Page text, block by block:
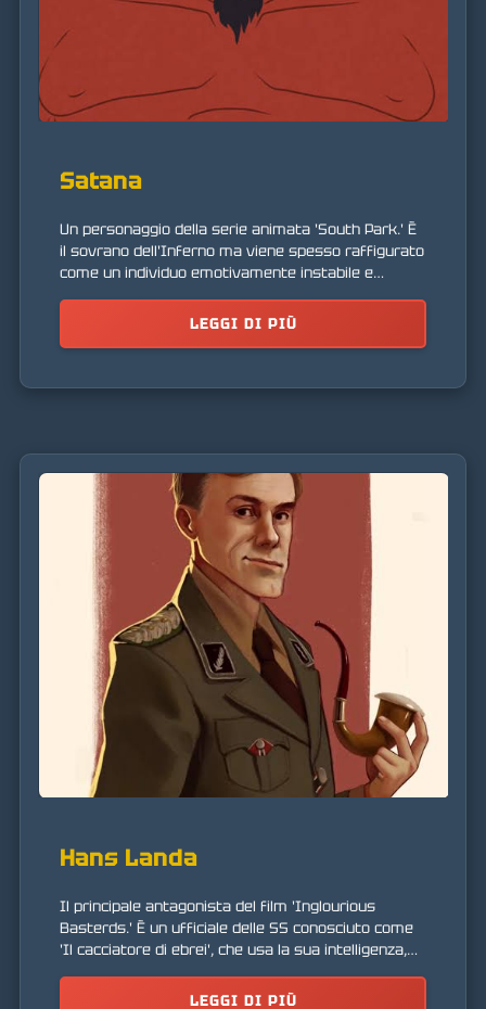
Satana
Un personaggio della serie animata 'South Park.' È
il sovrano dell'Inferno ma viene spesso raffigurato
come un individuo emotivamente instabile e
percezione tradizionale del diavolo.
LEGGI DI PIÙ
Hans Landa
Il principale antagonista del film 'Inglourious
Basterds.' È un ufficiale delle SS conosciuto come
'Il cacciatore di ebrei', che usa la sua intelligenza,
LEGGI DI PIÙ